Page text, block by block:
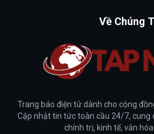
Về Chúng
Trang báo điện tử dành cho cộng
Cập nhật tin tức toàn cầu 24/7, cung
chính trị, kinh tế, văn